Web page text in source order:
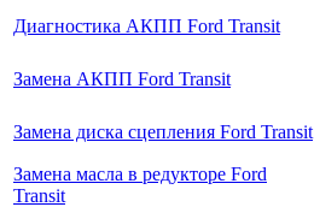
Диагностика АКПП Ford Transit
Замена АКПП Ford Transit
Замена диска сцепления Ford Transit
Замена масла в редукторе Ford
Transit